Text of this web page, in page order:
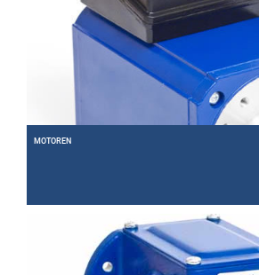
MOTOREN
Entdecken Sie unser umfangreiches Programm an Elektromotoren.